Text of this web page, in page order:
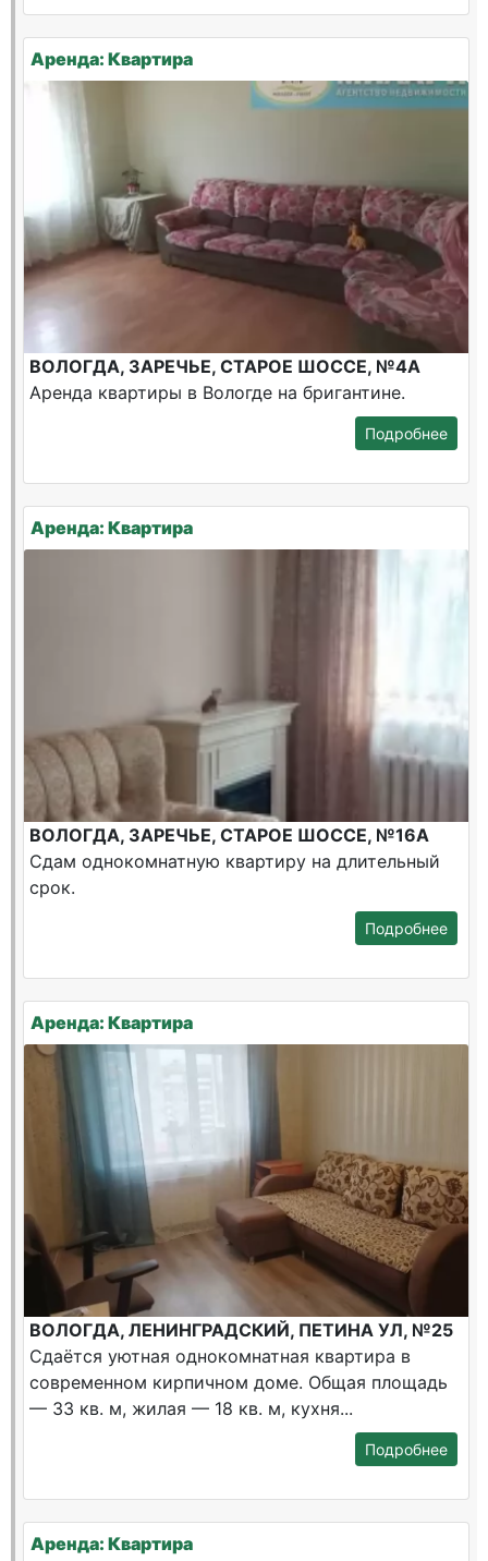
Аренда: Квартира
ВОЛОГДА, ЗАРЕЧЬЕ, СТАРОЕ ШОССЕ, №4А
Аренда квартиры в Вологде на бригантине.
Подробнее
Аренда: Квартира
ВОЛОГДА, ЗАРЕЧЬЕ, СТАРОЕ ШОССЕ, №16А
Сдам однокомнатную квартиру на длительный
срок.
Подробнее
Аренда: Квартира
ВОЛОГДА, ЛЕНИНГРАДСКИЙ, ПЕТИНА УЛ, №25
Сдаётся уютная однокомнатная квартира в
современном кирпичном доме. Общая площадь
— 33 кв. м, жилая — 18 кв. м, кухня...
Подробнее
Аренда: Квартира